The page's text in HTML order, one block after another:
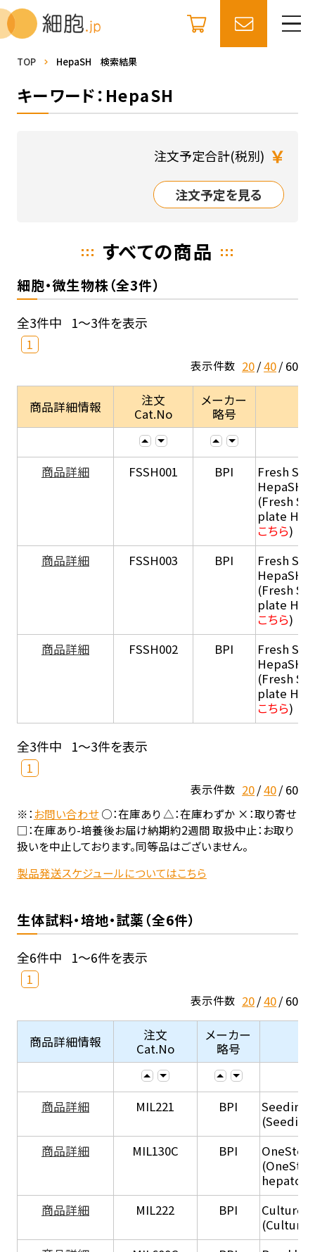
TOP HepaSH 検索結果
キーワード：HepaSH
注文予定合計(税別) ￥
注文予定を見る
すべての商品
細胞・微生物株（全3件）
全3件中 1～3件を表示
1
表示件数 20 40 60
商品詳細情報
注文
Cat.No
メーカー
略号
商品詳細 FSSH001 BPI
Fresh
HepaSH®
(Fresh
plate
こちら)
商品詳細
FSSH003 BPI
Fresh
HepaSH®
(Fresh
plate
こちら)
商品詳細
FSSH002 BPI
Fresh
HepaSH®
(Fresh
plate
こちら)
全3件中 1～3件を表示
1
表示件数 20 40 60
※：お問い合わせ○：在庫あり △：在庫わずか ×：取り寄せ
□：在庫あり-培養後お届け納期約2週間 取扱中止：お取り
扱いを中止しております。同等品はございません。
製品発送スケジュールについてはこちら
生体試料・培地・試薬（全6件）
全6件中 1～6件を表示
1
表示件数 20 40 60
商品詳細情報
注文
Cat.No
メーカー
略号
商品詳細 MIL221 BPI
Seeding
商品詳細
MIL130C BPI
商品詳細
MIL222 BPI
Culture
(Culture